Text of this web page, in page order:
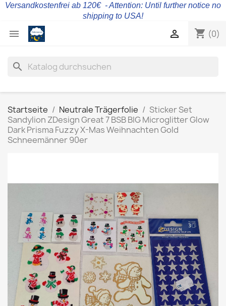
Versandkostenfrei ab 120€ - Attention: Until further notice no
shipping to USA!
 shopping_cart (0)

search
Startseite Neutrale Trägerfolie
Sticker Set
Sandylion ZDesign Great 7 BSB BIG Microglitter Glow
Dark Prisma Fuzzy X-Mas Weihnachten Gold
Schneemänner 90er